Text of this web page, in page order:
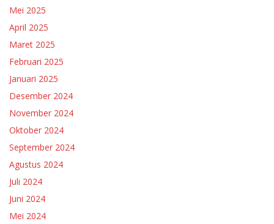
Mei 2025
April 2025
Maret 2025
Februari 2025
Januari 2025
Desember 2024
November 2024
Oktober 2024
September 2024
Agustus 2024
Juli 2024
Juni 2024
Mei 2024